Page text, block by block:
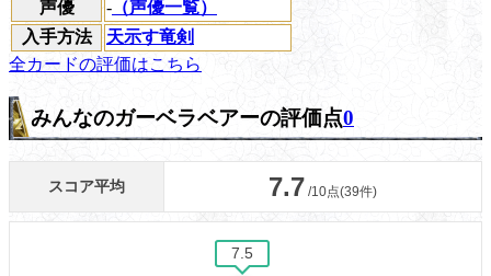
声優
- （声優一覧）
入手方法
天示す竜剣
全カードの評価はこちら
みんなのガーベラベアーの評価点0